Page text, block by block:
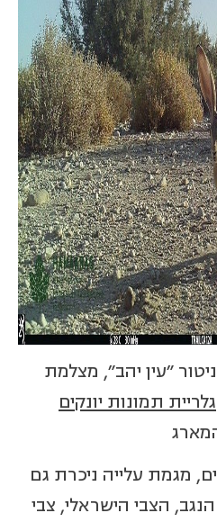
"עין יהב", מצלמת
גלריית תמונות יונקים
מגמת עלייה ניכרת גם
הצבי הישראלי, צבי